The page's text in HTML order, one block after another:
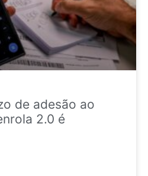
de adesão ao
2.0 é